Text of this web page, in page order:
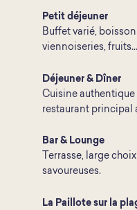
Petit déjeuner
Buffet varié,
viennoiseries, fruits…
Déjeuner & Dîner
Cuisine
restaurant principal
Bar & Lounge
Terrasse, large
savoureuses.
La Paillote sur la